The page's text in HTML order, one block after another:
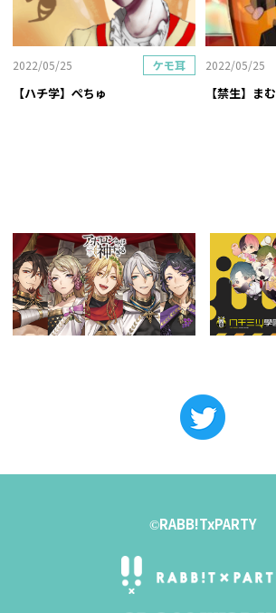
2022/05/25 ケモ耳
【ハチ学】ぺちゅ
2022/05/25
【禁生】まむ
©RABB!TxPARTY